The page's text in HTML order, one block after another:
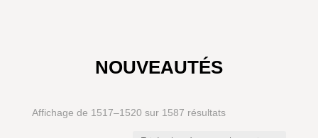
NOUVEAUTÉS
Affichage de 1517–1520 sur 1587 résultatsTrié